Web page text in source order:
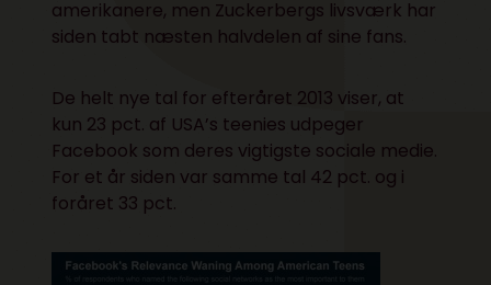
amerikanere, men Zuckerbergs livsværk har
siden tabt næsten halvdelen af sine fans.
De helt nye tal for efteråret 2013 viser, at
kun 23 pct. af USA’s teenies udpeger
Facebook som deres vigtigste sociale medie.
For et år siden var samme tal 42 pct. og i
foråret 33 pct.